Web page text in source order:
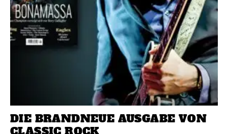
DIE BRANDNEUE AUSGABE VON